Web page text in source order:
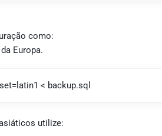
como:
Europa.
< backup.sql
utilize: